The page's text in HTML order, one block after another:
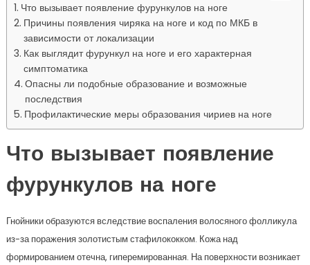
Что вызывает появление фурункулов на ноге
Причины появления чиряка на ноге и код по МКБ в
зависимости от локализации
Как выглядит фурункул на ноге и его характерная
симптоматика
Опасны ли подобные образование и возможные
последствия
Профилактические меры образования чириев на ноге
Что вызывает появление
фурункулов на ноге
Гнойники образуются вследствие воспаления волосяного фолликула
из-за поражения золотистым стафилококком. Кожа над
формированием отечна, гиперемированная. На поверхности возникает